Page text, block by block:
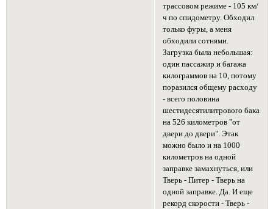
трассовом режиме - 105 км/
ч по спидометру. Обходил
только фуры, а меня
обходили сотнями.
Загрузка была небольшая:
один пассажир и багажа
килограммов на 10, потому
поразился общему расходу
- всего половина
шестидесятилитрового бака
на 526 километров "от
двери до двери". Этак
можно было и на 1000
километров на одной
заправке замахнуться, или
Тверь - Питер - Тверь на
одной заправке. Да. И еще
рекорд скорости - Тверь -